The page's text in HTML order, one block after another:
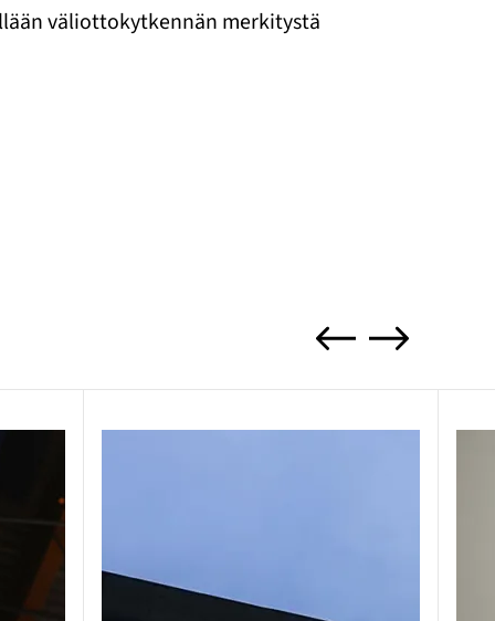
väliottokytkennän merkitystä